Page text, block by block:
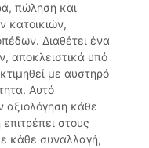
πώληση και
κατοικιών,
Διαθέτει ένα
αποκλειστικά υπό
με αυστηρό
Αυτό
αξιολόγηση κάθε
στους
κάθε συναλλαγή,